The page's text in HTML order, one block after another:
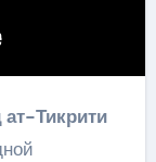
Тикрити